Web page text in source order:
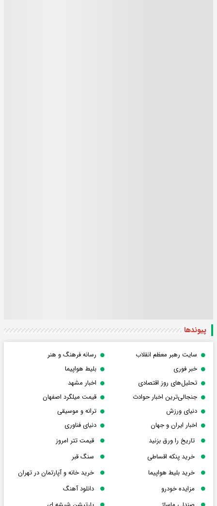
پیوندها
سایت رهبر معظم انقلاب
رسانه فرهنگ و هنر
خبر فوری
بلیط هواپیما
تحلیل‌های روز اقتصادی
اخبار مشهد
جنجالی‌ترین اخبار حوادث
قیمت میلگرد اصفهان
دنیای ورزش
ترانه و موسیقی
اخبار ایران و جهان
دنیای فناوری
تاریخ را ورق بزنید
قیمت تتر امروز
خرید پنکه اقساطی
سنگ قبر
خرید بلیط هواپیما
خرید خانه و آپارتمان در تهران
مزایده خودرو
دانلود آهنگ